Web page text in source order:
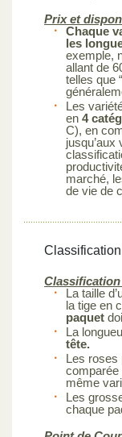
Prix et
Chaque
les
exemple,
allant de
telles que
Les
en 4
C), en
marché,
de vie de
Classification
La taille
la tige en
paquet
La
tête.
Les roses
comparée
même
Les
chaque